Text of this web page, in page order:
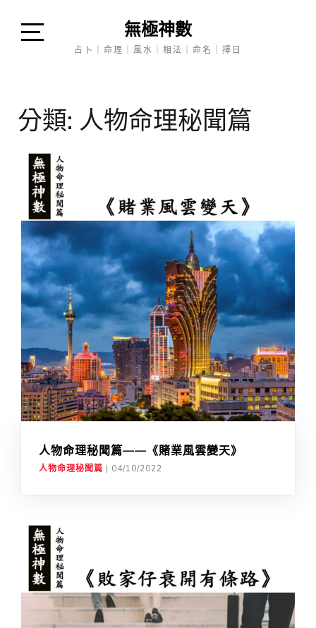
無極神數
占卜｜命理｜風水｜相法｜命名｜擇日
分類: 人物命理秘聞篇
人物命理秘聞篇——《賭業風雲變天》
人物命理秘聞篇 | 04/10/2022